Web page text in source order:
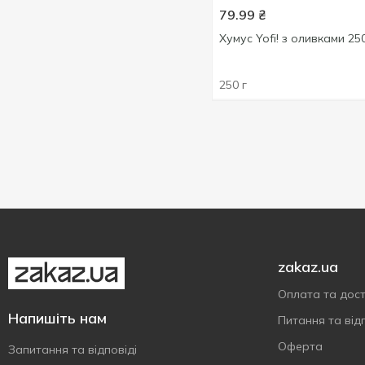
79.99 ₴
Хумус Yofi! з оливками
250 г
Напишіть нам
Запитання та відповіді
zakaz.ua
Оплата та
Питання та
Оферта